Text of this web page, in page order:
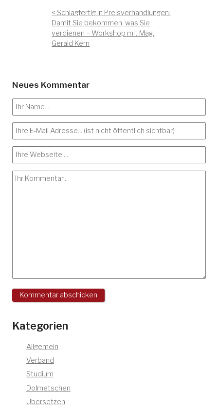
Schlagfertig in Preisverhandlungen:
Damit Sie bekommen, was Sie
verdienen – Workshop mit Mag.
Gerald Kern
Neues Kommentar
Kategorien
Allgemein
Verband
Studium
Dolmetschen
Übersetzen